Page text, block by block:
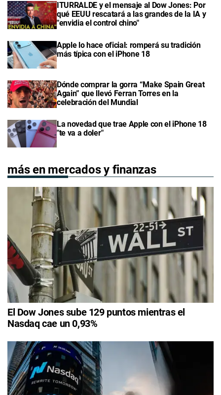
ITURRALDE y el mensaje al Dow Jones: Por
qué EEUU rescatará a las grandes de la IA y
"envidia el control chino"
Apple lo hace oficial: romperá su tradición
más típica con el iPhone 18
Dónde comprar la gorra “Make Spain Great
Again” que llevó Ferran Torres en la
celebración del Mundial
La novedad que trae Apple con el iPhone 18
"te va a doler"
más en mercados y finanzas
El Dow Jones sube 129 puntos mientras el
Nasdaq cae un 0,93%